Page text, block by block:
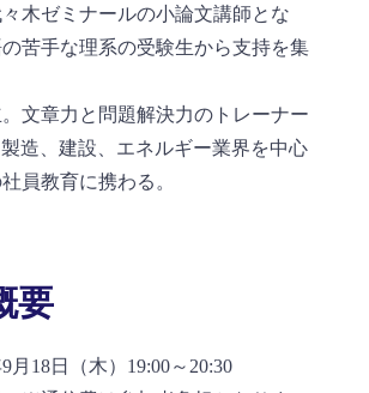
々木ゼミナールの小論文講師とな
苦手な理系の受験生から支持を集
。文章力と問題解決力のトレーナー
造、建設、エネルギー業界を中心
員教育に携わる。
要
月18日（木）19:00～20:30